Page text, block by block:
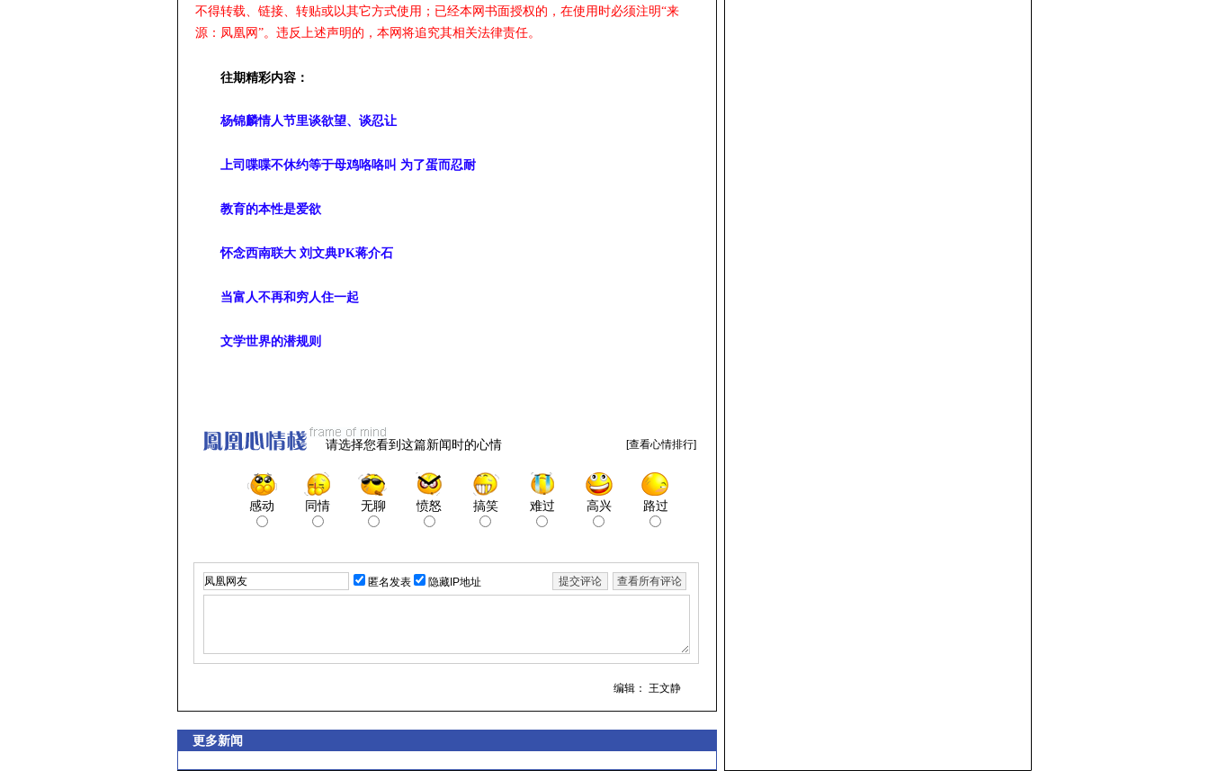
不得转载、链接、转贴或以其它方式使用；已经本网书面授权的，在使用时必须注明“来
源：凤凰网”。违反上述声明的，本网将追究其相关法律责任。
往期精彩内容：
杨锦麟情人节里谈欲望、谈忍让
上司喋喋不休约等于母鸡咯咯叫 为了蛋而忍耐
教育的本性是爱欲
怀念西南联大 刘文典PK蒋介石
当富人不再和穷人住一起
文学世界的潜规则
请选择您看到这篇新闻时的心情 [查看心情排行]
感动 同情 无聊 愤怒 搞笑 难过 高兴 路过
匿名发表 隐藏IP地址
编辑： 王文静
更多新闻